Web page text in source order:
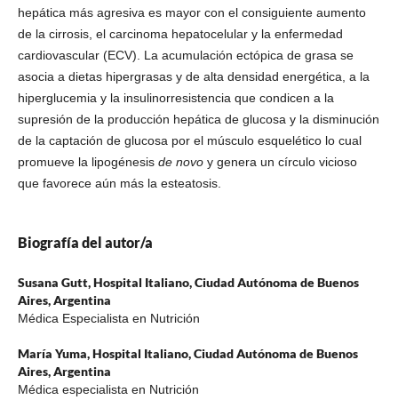
hepática más agresiva es mayor con el consiguiente aumento
de la cirrosis, el carcinoma hepatocelular y la enfermedad
cardiovascular (ECV). La acumulación ectópica de grasa se
asocia a dietas hipergrasas y de alta densidad energética, a la
hiperglucemia y la insulinorresistencia que condicen a la
supresión de la producción hepática de glucosa y la disminución
de la captación de glucosa por el músculo esquelético lo cual
promueve la lipogénesis de novo y genera un círculo vicioso
que favorece aún más la esteatosis.
Biografía del autor/a
Susana Gutt,Hospital Italiano, Ciudad Autónoma de Buenos
Aires, Argentina
Médica Especialista en Nutrición
María Yuma,Hospital Italiano, Ciudad Autónoma de Buenos
Aires, Argentina
Médica especialista en Nutrición